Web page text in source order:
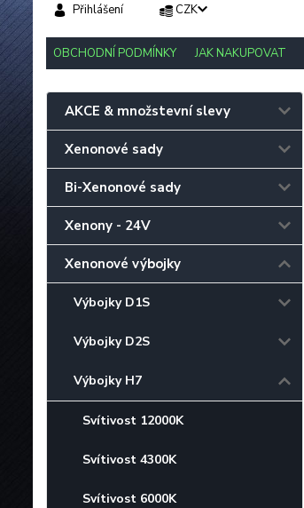
OBCHODNÍ PODMÍNKY JAK NAKUPOVAT
CZK
Přihlášení
AKCE & množstevní slevy
Xenonové sady
Bi-Xenonové sady
Xenony - 24V
Xenonové výbojky
Výbojky D1S
Výbojky D2S
Výbojky H7
Svítivost 12000K
Svítivost 4300K
Svítivost 6000K